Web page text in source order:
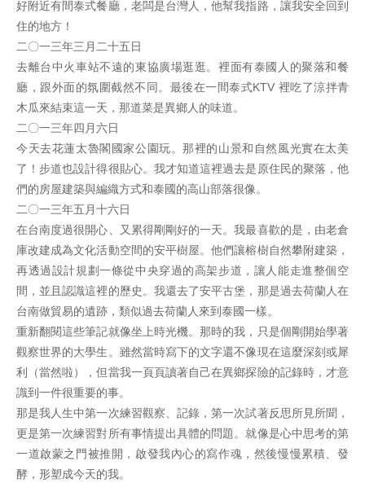
好附近有間泰式餐廳，老闆是台灣人，他幫我指路，讓我安全回到
住的地方！
二〇一三年三月二十五日
去離台中火車站不遠的東協廣場逛逛。裡面有泰國人的聚落和餐
廳，跟外面的氛圍截然不同。最後在一間泰式KTV 裡吃了涼拌青
木瓜來結束這一天，那道菜是異鄉人的味道。
二〇一三年四月六日
今天去花蓮太魯閣國家公園玩。那裡的山景和自然風光實在太美
了！步道也設計得很貼心。我才知道這裡過去是原住民的聚落，他
們的房屋建築與編織方式和泰國的高山部落很像。
二〇一三年五月十六日
在台南度過很開心、又累得剛剛好的一天。我最喜歡的是，由老倉
庫改建成為文化活動空間的安平樹屋。他們讓榕樹自然攀附建築，
再透過設計規劃一條從中央穿過的高架步道，讓人能走進整個空
間，並且認識這裡的歷史。我還去了安平古堡，那是過去荷蘭人在
台南做貿易的遺跡，類似過去荷蘭人來到泰國一樣。
重新翻閱這些筆記就像坐上時光機。那時的我，只是個剛開始學著
觀察世界的大學生。雖然當時寫下的文字還不像現在這麼深刻或犀
利（當然啦），但當我一頁頁讀著自己在異鄉探險的記錄時，才意
識到一件很重要的事。
那是我人生中第一次練習觀察、記錄，第一次試著反思所見所聞，
更是第一次練習對所有事情提出具體的問題。就像是心中思考的第
一道啟蒙之門被推開，啟發我內心的寫作魂，然後慢慢累積、發
酵，形塑成今天的我。